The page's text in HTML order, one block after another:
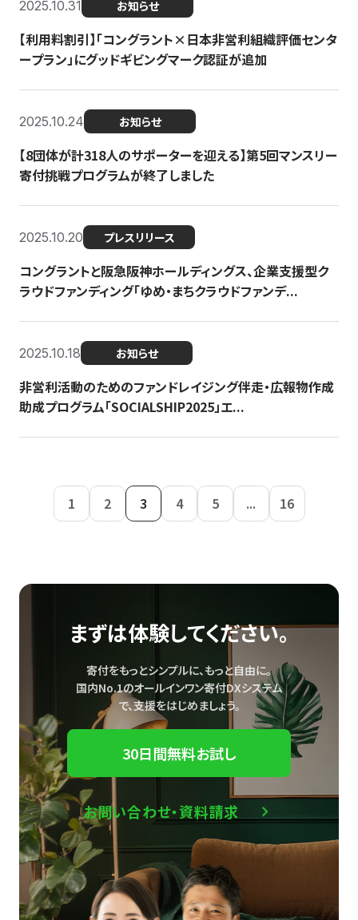
2025.10.31 お知らせ
【利用料割引】「コングラント×日本非営利組織評価センタ
ープラン」にグッドギビングマーク認証が追加
2025.10.24 お知らせ
【8団体が計318人のサポーターを迎える】​​第5回マンスリー
寄付挑戦プログラムが終了しました
2025.10.20 プレスリリース
コングラントと阪急阪神ホールディングス、企業支援型ク
ラウドファンディング「ゆめ・まちクラウドファンデ...
2025.10.18 お知らせ
非営利活動のためのファンドレイジング伴走・広報物作成
助成プログラム「SOCIALSHIP2025」エ...
1 2 3 4 5 ... 16
まずは体験してください。
寄付をもっとシンプルに、もっと自由に。
国内No.1のオールインワン寄付DXシステム
で、支援をはじめましょう。
30日間無料お試し
お問い合わせ・資料請求